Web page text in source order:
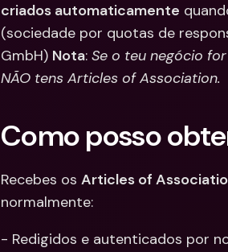
criados automaticamente
(sociedade por quotas de
GmbH) Nota: Se o teu negócio
NÃO tens Articles of Association.
Como posso
Recebes os Articles of
normalmente:
- Redigidos e autenticados por